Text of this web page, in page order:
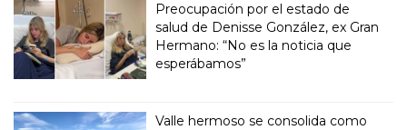
Preocupación por el estado de
salud de Denisse González, ex Gran
Hermano: “No es la noticia que
esperábamos”
Valle hermoso se consolida como